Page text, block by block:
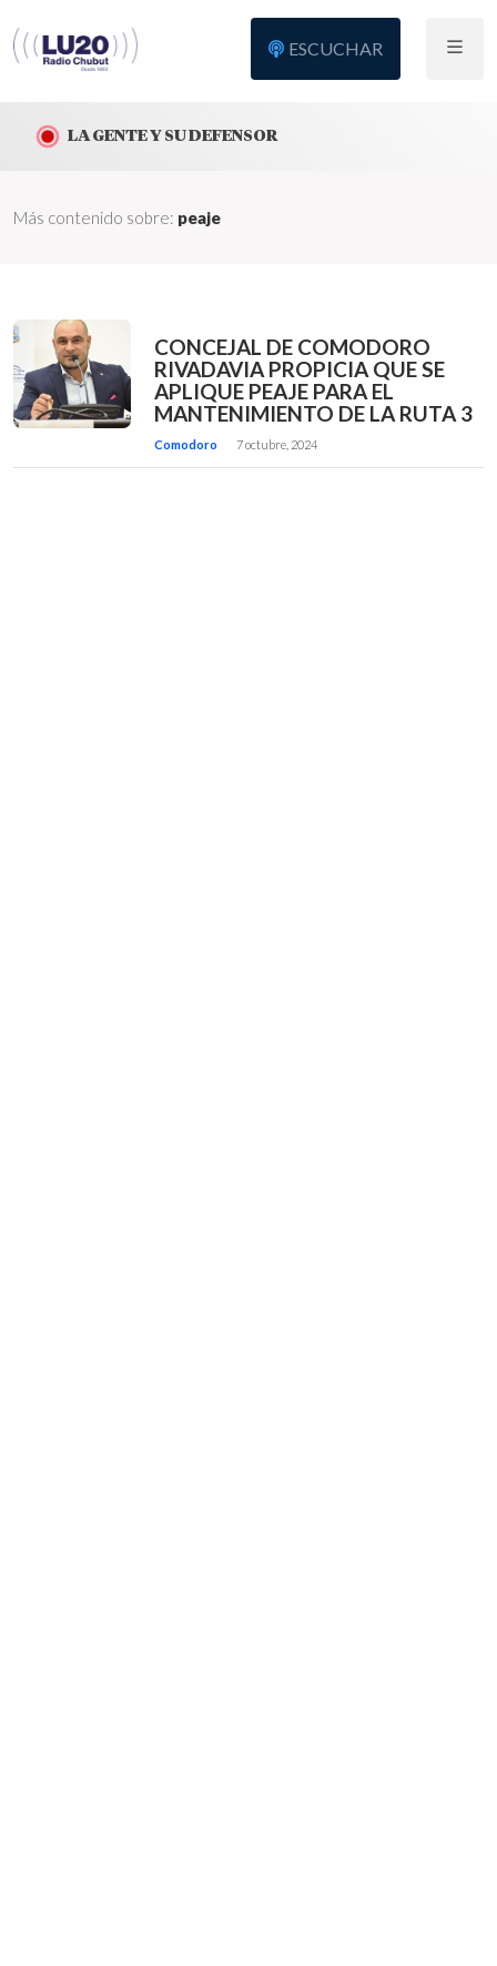
ESCUCHAR
LA GENTE Y SU DEFENSOR
Más contenido sobre: peaje
CONCEJAL DE COMODORO
RIVADAVIA PROPICIA QUE SE
APLIQUE PEAJE PARA EL
MANTENIMIENTO DE LA RUTA 3
Comodoro 7 octubre, 2024